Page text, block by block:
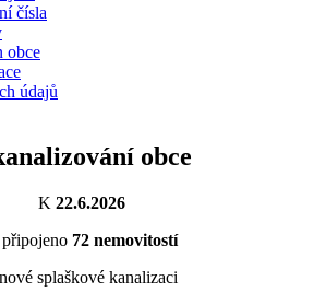
čísla
obce
údajů
obce
K 22.6.2026
72 nemovitostí
splaškové kanalizaci